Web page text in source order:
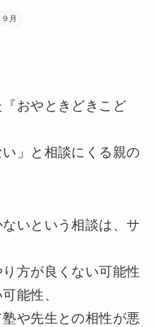
９月
おやときどきこど
い」と相談にくる親の
いという相談は、サ
方が良くない可能性
能性、
や先生との相性が悪